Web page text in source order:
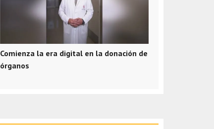
Comienza la era digital en la donación de
órganos